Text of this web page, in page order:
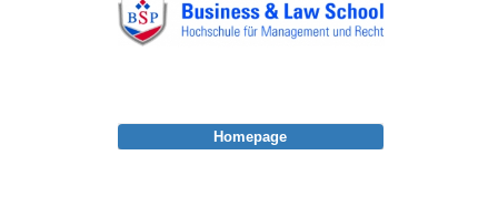
Homepage